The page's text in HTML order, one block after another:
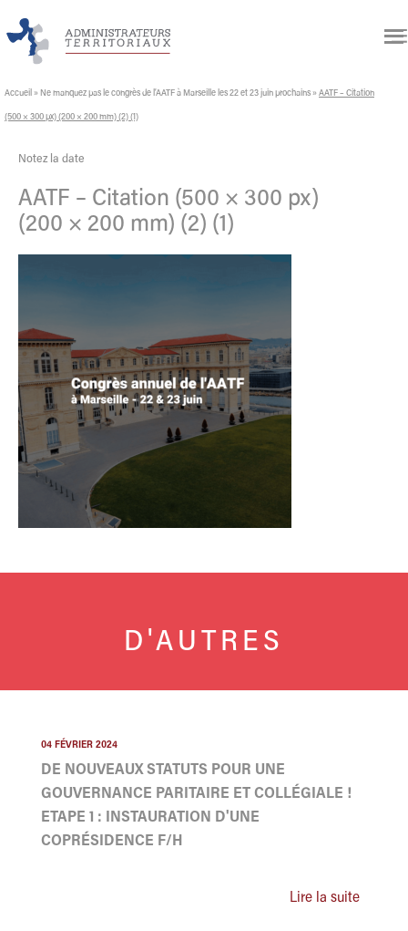
Accueil » Ne manquez pas le congrès de l’AATF à Marseille les 22 et 23 juin prochains » AATF – Citation
(500 × 300 px) (200 × 200 mm) (2) (1)
Notez la date
AATF – Citation (500 × 300 px)
(200 × 200 mm) (2) (1)
D'AUTRES
04 FÉVRIER 2024
DE NOUVEAUX STATUTS POUR UNE
GOUVERNANCE PARITAIRE ET COLLÉGIALE !
ETAPE 1 : INSTAURATION D'UNE
COPRÉSIDENCE F/H
Lire la suite